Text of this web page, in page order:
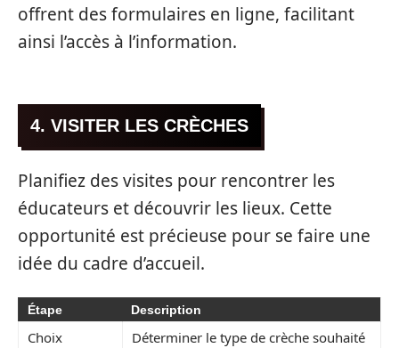
offrent des formulaires en ligne, facilitant
ainsi l’accès à l’information.
4. VISITER LES CRÈCHES
Planifiez des visites pour rencontrer les
éducateurs et découvrir les lieux. Cette
opportunité est précieuse pour se faire une
idée du cadre d’accueil.
Étape Description
Choix Déterminer le type de crèche souhaité